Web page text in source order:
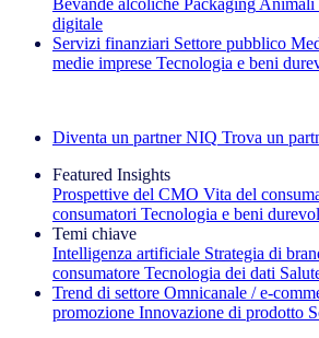
Bevande alcoliche Packaging Animali
digitale
Servizi finanziari Settore pubblico
medie imprese Tecnologia e beni
Diventa un partner NIQ Trova un
Featured Insights
Prospettive del CMO Vita del
consumatori Tecnologia e beni
Temi chiave
Intelligenza artificiale Strategia di
consumatore Tecnologia dei dati
Trend di settore Omnicanale /
promozione Innovazione di prodotto